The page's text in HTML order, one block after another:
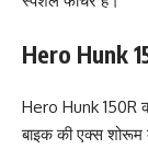
Hero Hunk
Hero Hunk 150R
बाइक की एक्स